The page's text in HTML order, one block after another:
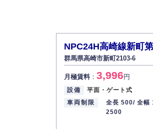
お客様ご本人から
また、個人情報の内
6.個人情報管理の
弊社社員全員が、個
株式会社ミコト
代表取締役社長 野
NPC24H高崎線新町
群馬県高崎市新町2103-6
月極賃料： 3,996円
設備
平面・ゲート式
車両制限
全長 500/ 全幅
2500